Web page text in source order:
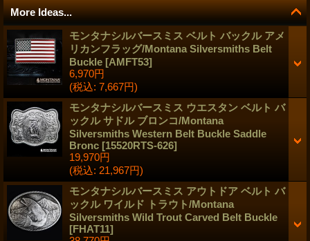
More Ideas...
モンタナシルバースミス ベルト バックル アメ
リカンフラッグ/Montana Silversmiths Belt
Buckle [AMFT53]
6,970円
(税込: 7,667円)
モンタナシルバースミス ウエスタン ベルト バ
ックル サドル ブロンコ/Montana
Silversmiths Western Belt Buckle Saddle
Bronc [15520RTS-626]
19,970円
(税込: 21,967円)
モンタナシルバースミス アウトドア ベルト バ
ックル ワイルド トラウト/Montana
Silversmiths Wild Trout Carved Belt Buckle
[FHAT11]